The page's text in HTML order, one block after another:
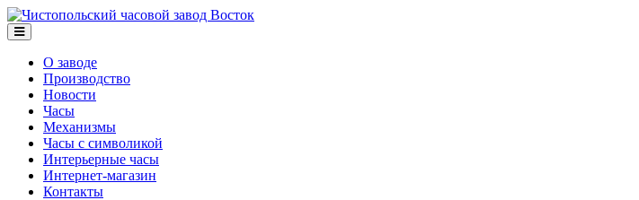
О заводе
Производство
Новости
Часы
Механизмы
Часы с символикой
Интерьерные часы
Интернет-магазин
Контакты